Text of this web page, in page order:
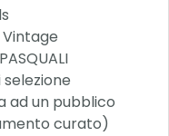
ad un pubblico
curato)